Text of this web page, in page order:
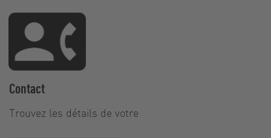
Contact
Trouvez les détails de votre